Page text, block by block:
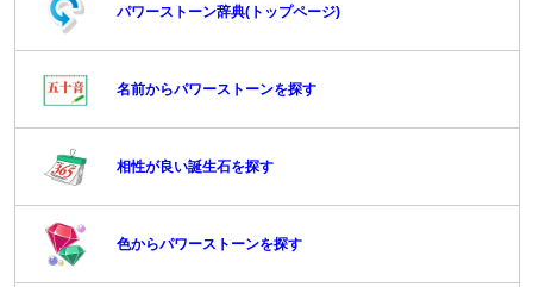
パワーストーン辞典(トップページ)
名前からパワーストーンを探す
相性が良い誕生石を探す
色からパワーストーンを探す